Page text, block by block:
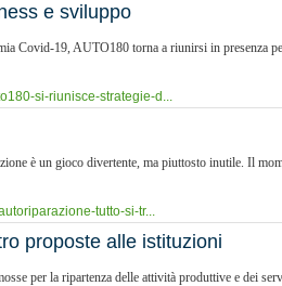
e sviluppo
Covid-19, AUTO180 torna a riunirsi in presenza
si-riunisce-strategie-d...
è un gioco divertente, ma piuttosto inutile. Il
tutto-si-tr...
proposte alle istituzioni
per la ripartenza delle attività produttive e dei